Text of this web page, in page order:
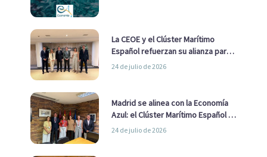
La CEOE y el Clúster Marítimo
Español refuerzan su alianza para
impulsar una estrategia Nacional
24 de julio de 2026
Madrid se alinea con la Economía
Azul: el Clúster Marítimo Español y
la Real Liga Naval avanzan alianzas
24 de julio de 2026